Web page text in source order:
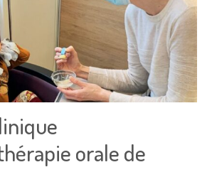
orale de